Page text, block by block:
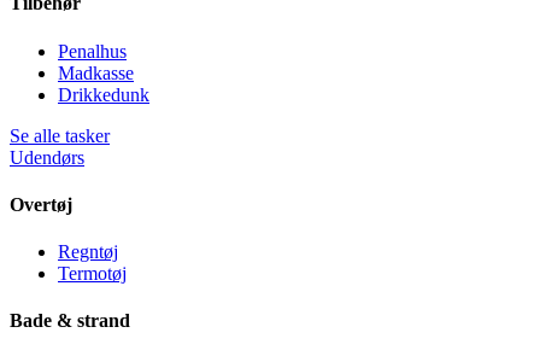
Penalhus
Madkasse
Drikkedunk
Se alle tasker
Udendørs
Overtøj
Regntøj
Termotøj
Bade & strand